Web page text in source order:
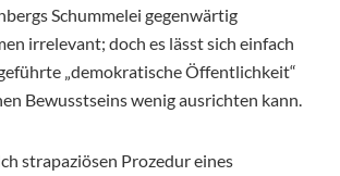
Schummelei gegenwärtig
irrelevant; doch es lässt sich einfach
„demokratische Öffentlichkeit“
Bewusstseins wenig ausrichten kann.
strapaziösen Prozedur eines